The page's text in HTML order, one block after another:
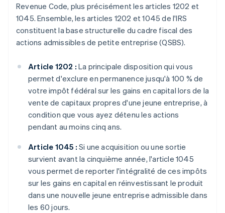
Revenue Code, plus précisément les articles 1202 et
1045. Ensemble, les articles 1202 et 1045 de l'IRS
constituent la base structurelle du cadre fiscal des
actions admissibles de petite entreprise (QSBS).
Article 1202 : La principale disposition qui vous
permet d'exclure en permanence jusqu'à 100 % de
votre impôt fédéral sur les gains en capital lors de la
vente de capitaux propres d'une jeune entreprise, à
condition que vous ayez détenu les actions
pendant au moins cinq ans.
Article 1045 : Si une acquisition ou une sortie
survient avant la cinquième année, l'article 1045
vous permet de reporter l'intégralité de ces impôts
sur les gains en capital en réinvestissant le produit
dans une nouvelle jeune entreprise admissible dans
les 60 jours.